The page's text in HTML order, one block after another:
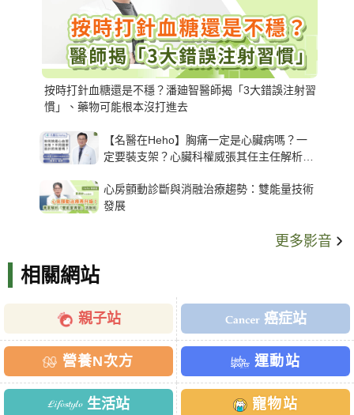
按時打針血糖還是不穩？潘廸智醫師揭「3大錯誤注射習
慣」、藥物可能根本沒打進去
【名醫在Heho】胸痛一定是心臟病嗎？一
定要裝支架？心臟科權威張其任主任解析支
心房顫動診斷與消融治療趨勢：雙能量技術
發展
更多影音
相關網站
親子站 癌症站
營養N次方 運動站
生活站 寵物站